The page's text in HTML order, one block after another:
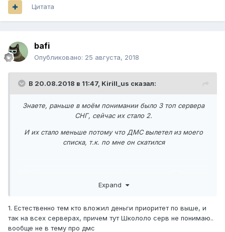
Цитата
bafi
Опубликовано: 25 августа, 2018
В 20.08.2018 в 11:47, Kirill_us сказал:
Знаете, раньше в моём понимании было 3 топ сервера
СНГ, сейчас их стало 2.
И их стало меньше потому что ДМС вылетел из моего
списка, т.к. по мне он скатился
никому не мешал, как вдруг меня выкидывает в хаб и
донатил"
Сказать, что я был в шоке - ничего не сказать. В один миг
Expand
1. Естественно тем кто вложил деньги приоритет по выше, и
так на всех серверах, причем тут Школоло серв не понимаю..
вообще не в тему про дмс